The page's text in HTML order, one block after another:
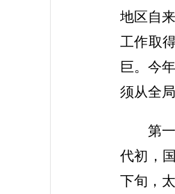
地区自
工作取
巨。今
须从全
第一，
代初，
下旬，